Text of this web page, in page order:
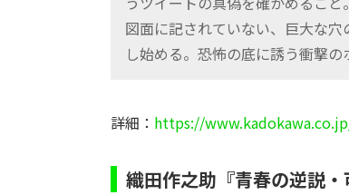
図面に記されていない、巨大な穴
し始める。恐怖の底に誘う衝撃の
詳細： https://
織田作之助『青春の逆説・